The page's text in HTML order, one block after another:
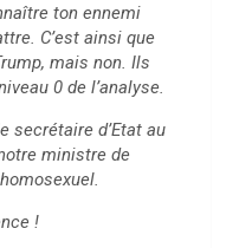
ton ennemi
C’est ainsi que
mais non. Ils
0 de l’analyse.
secrétaire d’Etat au
ministre de
!